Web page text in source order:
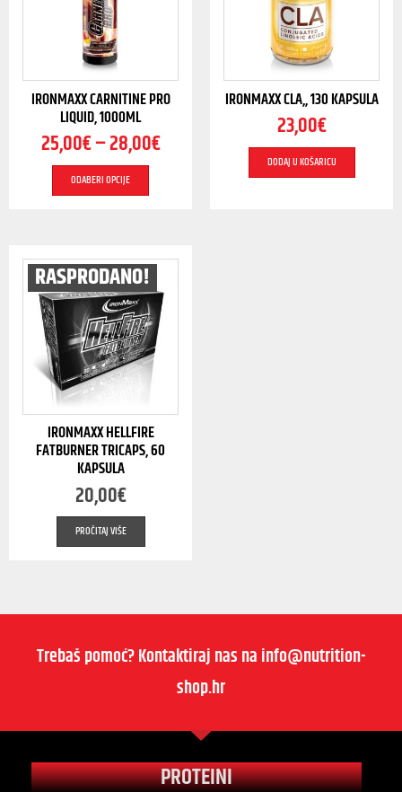
IRONMAXX CARNITINE PRO
LIQUID, 1000ML
25,00€–28,00€
ODABERI OPCIJE
IRONMAXX CLA,, 130 KAPSULA
23,00€
DODAJ U KOŠARICU
RASPRODANO!
IRONMAXX HELLFIRE
FATBURNER TRICAPS, 60
KAPSULA
20,00€
PROČITAJ VIŠE
Trebaš pomoć? Kontaktiraj nas na info@nutrition-
shop.hr
PROTEINI